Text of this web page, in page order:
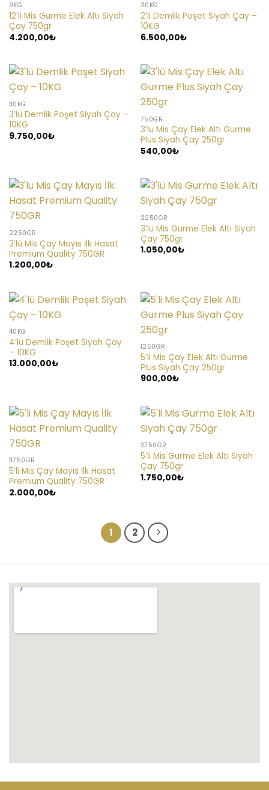
9KG
12’li Mis Gurme Elek Altı Siyah
Çay 750gr
4.200,00₺
20KG
2’li Demlik Poşet Siyah Çay –
10KG
6.500,00₺
30KG
3’lü Demlik Poşet Siyah Çay –
10KG
9.750,00₺
750GR
3’lü Mis Çay Elek Altı Gurme
Plus Siyah Çay 250gr
540,00₺
2250GR
3’lü Mis Çay Mayıs İlk Hasat
Premium Quality 750GR
1.200,00₺
2250GR
3’lü Mis Gurme Elek Altı Siyah
Çay 750gr
1.050,00₺
40KG
4’lü Demlik Poşet Siyah Çay
– 10KG
13.000,00₺
1250GR
5’li Mis Çay Elek Altı Gurme
Plus Siyah Çay 250gr
900,00₺
3750GR
5’li Mis Çay Mayıs İlk Hasat
Premium Quality 750GR
2.000,00₺
3750GR
5’li Mis Gurme Elek Altı Siyah
Çay 750gr
1.750,00₺
1 2